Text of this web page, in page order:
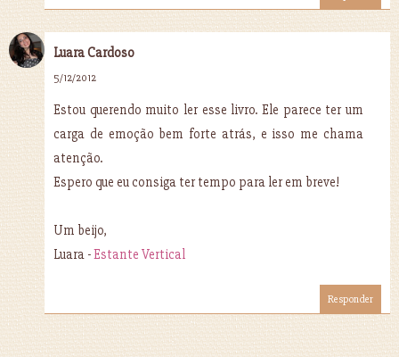
Luara Cardoso
5/12/2012
Estou querendo muito ler esse livro. Ele parece ter um
carga de emoção bem forte atrás, e isso me chama
atenção.
Espero que eu consiga ter tempo para ler em breve!
Um beijo,
Luara -Estante Vertical
Responder